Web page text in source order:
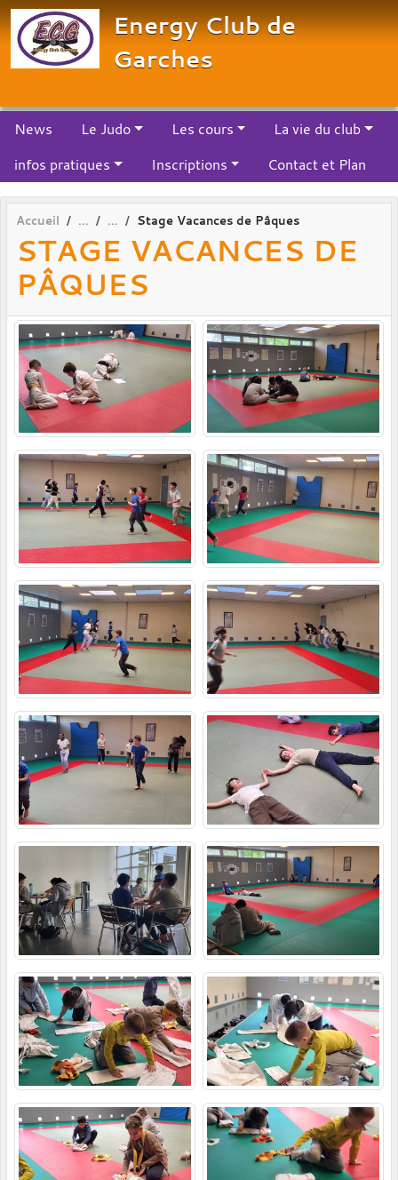
Energy Club de
Garches
News Le Judo Les cours
La vie du club
infos pratiques
Inscriptions Contact et Plan
Accueil Stage Vacances de Pâques
STAGE VACANCES DE
PÂQUES
Panneau de gestion des cookies